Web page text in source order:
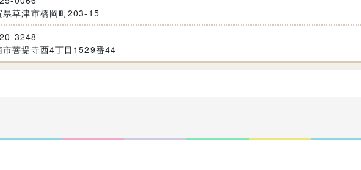
県草津市橋岡町203-15
3248
市菩提寺西4丁目1529番44